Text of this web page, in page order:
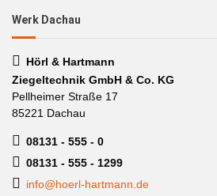
Werk Dachau
Hörl & Hartmann
Ziegeltechnik GmbH & Co. KG
Pellheimer Straße 17
85221 Dachau
08131 - 555 - 0
08131 - 555 - 1299
info@hoerl-hartmann.de